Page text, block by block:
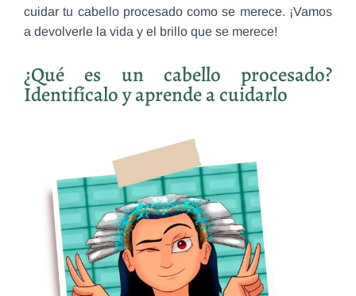
cuidar tu cabello procesado como se merece. ¡Vamos
a devolverle la vida y el brillo que se merece!
¿Qué es un cabello procesado?
Identifícalo y aprende a cuidarlo